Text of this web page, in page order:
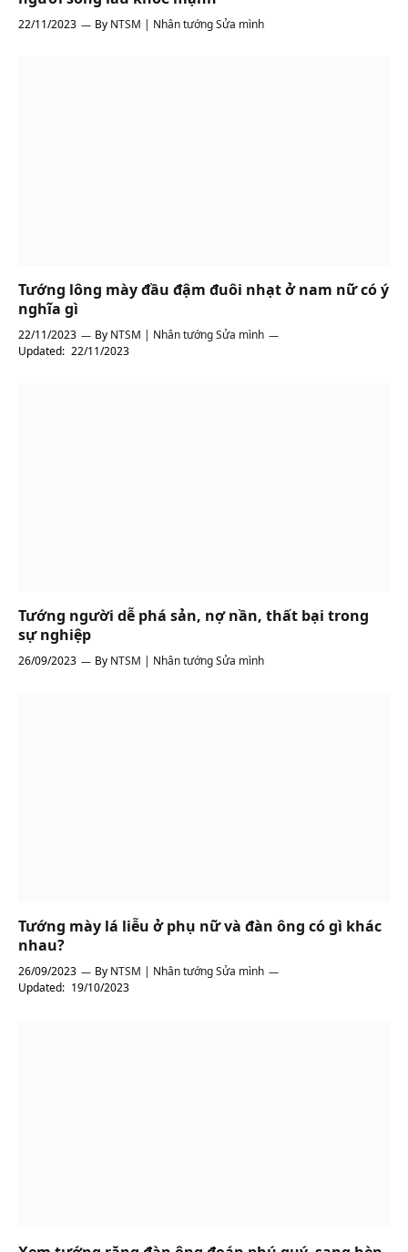
22/11/2023 By NTSM | Nhân tướng Sửa mình
Tướng lông mày đầu đậm đuôi nhạt ở nam nữ có ý
nghĩa gì
22/11/2023 By NTSM | Nhân tướng Sửa mình
Updated: 22/11/2023
Tướng người dễ phá sản, nợ nần, thất bại trong
sự nghiệp
26/09/2023 By NTSM | Nhân tướng Sửa mình
Tướng mày lá liễu ở phụ nữ và đàn ông có gì khác
nhau?
26/09/2023 By NTSM | Nhân tướng Sửa mình
Updated: 19/10/2023